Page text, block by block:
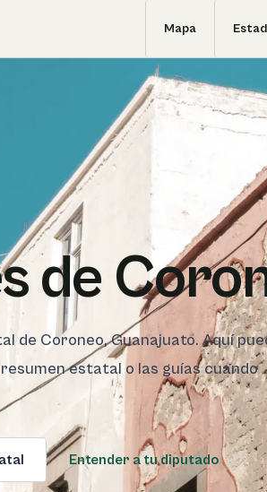
Mapa
de
de Coroneo, Guanajuato. Aquí
estatal o las guías cuando
Entender a tu diputado